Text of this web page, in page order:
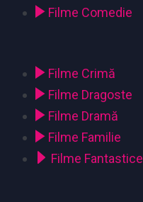
Filme Comedie
Filme Crimă
Filme Dragoste
Filme Dramă
Filme Familie
Filme Fantastice